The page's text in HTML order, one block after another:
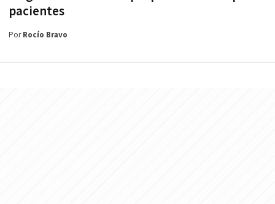
pacientes
PorRocío Bravo